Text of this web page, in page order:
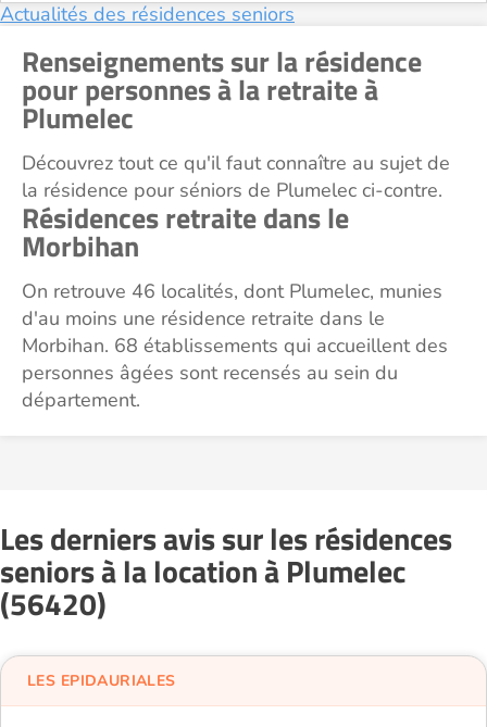
Actualités des résidences seniors
Renseignements sur la résidence
pour personnes à la retraite à
Plumelec
Découvrez tout ce qu'il faut connaître au sujet de
la résidence pour séniors de Plumelec ci-contre.
Résidences retraite dans le
Morbihan
On retrouve 46 localités, dont Plumelec, munies
d'au moins une résidence retraite dans le
Morbihan. 68 établissements qui accueillent des
personnes âgées sont recensés au sein du
département.
Les derniers avis sur les résidences
seniors à la location à Plumelec
(56420)
LES EPIDAURIALES